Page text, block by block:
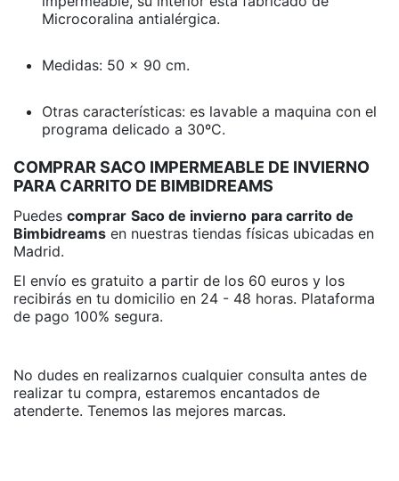
Microcoralina antialérgica.
Medidas: 50 x 90 cm.
Otras características: es lavable a maquina con el
programa delicado a 30ºC.
COMPRAR SACO IMPERMEABLE DE INVIERNO
PARA CARRITO DE BIMBIDREAMS
Puedes comprar Saco de invierno para carrito de
Bimbidreams en nuestras tiendas físicas ubicadas en
Madrid.
El envío es gratuito a partir de los 60 euros y los
recibirás en tu domicilio en 24 - 48 horas. Plataforma
de pago 100% segura.
No dudes en realizarnos cualquier consulta antes de
realizar tu compra, estaremos encantados de
atenderte. Tenemos las mejores marcas.